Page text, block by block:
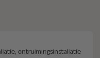
ontruimingsin­stallatie